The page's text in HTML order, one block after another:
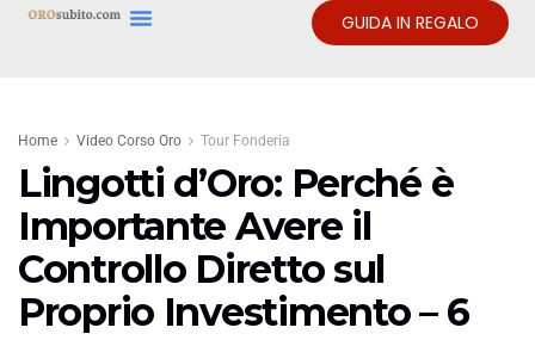
GUIDA IN REGALO
Home Video Corso Oro Tour Fonderia
Lingotti d’Oro: Perché è
Importante Avere il
Controllo Diretto sul
Proprio Investimento – 6